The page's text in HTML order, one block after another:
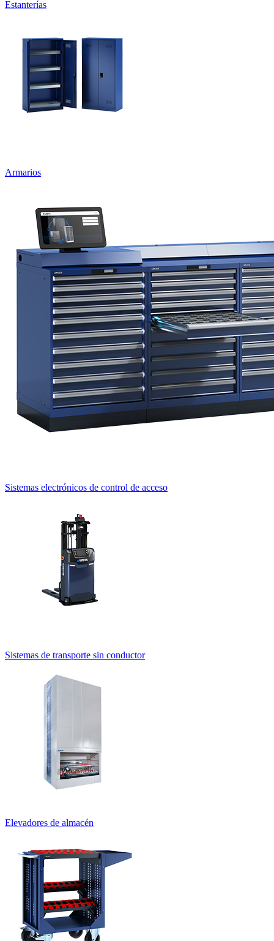
Estanterías
Armarios
Sistemas electrónicos de control de acceso
Sistemas de transporte sin conductor
Elevadores de almacén